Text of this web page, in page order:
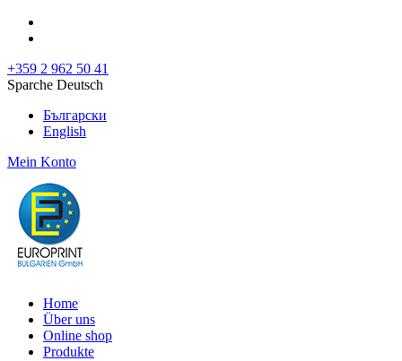
+359 2 962 50 41
Sparche Deutsch
Български
English
Mein Konto
Home
Über uns
Online shop
Produkte